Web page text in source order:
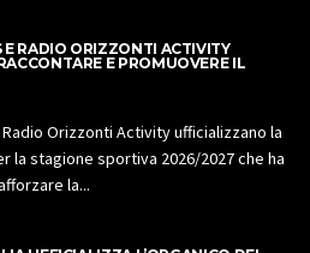
E RADIO ORIZZONTI ACTIVITY
E PROMUOVERE IL
Orizzonti Activity ufficializzano la
la stagione sportiva 2026/2027 che ha
la...